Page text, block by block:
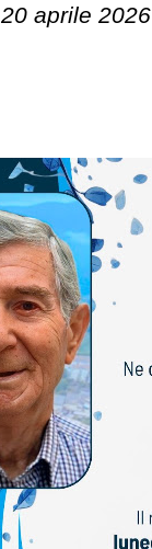
aprile 2026